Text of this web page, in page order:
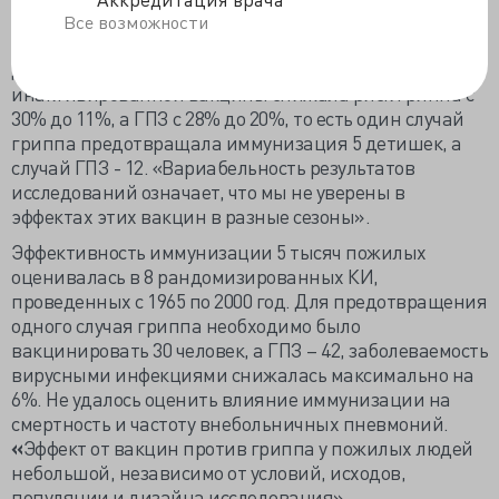
Все возможности
4%, ГПЗ – с 17% до 12%. Для предотвращения одного
до 16 лет, ГПЗ – 20 детей. Инъекция
инактивированной вакцины снижала риск гриппа с
30% до 11%, а ГПЗ с 28% до 20%, то есть один случай
гриппа предотвращала иммунизация 5 детишек, а
случай ГПЗ - 12. «Вариабельность результатов
исследований означает, что мы не уверены в
эффектах этих вакцин в разные сезоны».
Эффективность иммунизации 5 тысяч пожилых
оценивалась в 8 рандомизированных КИ,
проведенных с 1965 по 2000 год. Для предотвращения
одного случая гриппа необходимо было
вакцинировать 30 человек, а ГПЗ – 42, заболеваемость
вирусными инфекциями снижалась максимально на
6%. Не удалось оценить влияние иммунизации на
смертность и частоту внебольничных пневмоний.
«Эффект от вакцин против гриппа у пожилых людей
небольшой, независимо от условий, исходов,